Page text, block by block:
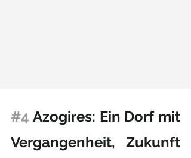
#4 Azogires: Ein Dorf mit
Vergangenheit, Zukunft